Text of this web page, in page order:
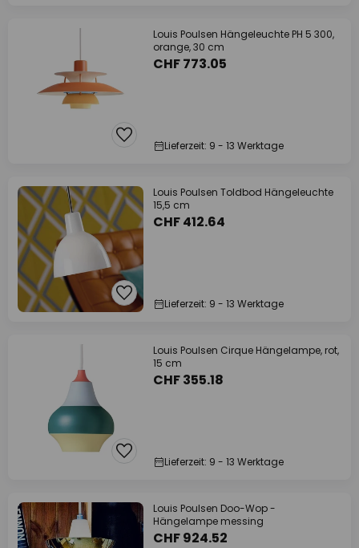
Louis Poulsen Hängeleuchte PH 5 300,
orange, 30 cm
CHF 773.05
Lieferzeit: 9 - 13 Werktage
Louis Poulsen Toldbod Hängeleuchte
15,5 cm
CHF 412.64
Lieferzeit: 9 - 13 Werktage
Louis Poulsen Cirque Hängelampe, rot,
15 cm
CHF 355.18
Lieferzeit: 9 - 13 Werktage
Louis Poulsen Doo-Wop -
Hängelampe messing
CHF 924.52